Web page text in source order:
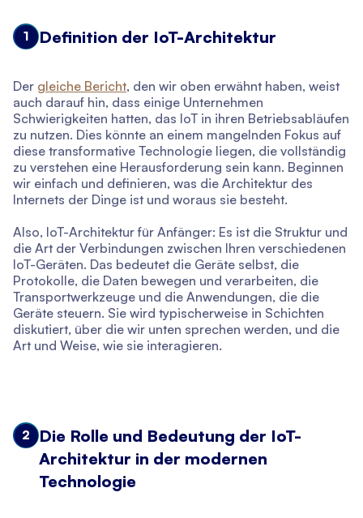
1 Definition der IoT-Architektur
Der gleiche Bericht, den wir oben erwähnt haben, weist
auch darauf hin, dass einige Unternehmen
Schwierigkeiten hatten, das IoT in ihren Betriebsabläufen
zu nutzen. Dies könnte an einem mangelnden Fokus auf
diese transformative Technologie liegen, die vollständig
zu verstehen eine Herausforderung sein kann. Beginnen
wir einfach und definieren, was die Architektur des
Internets der Dinge ist und woraus sie besteht.
Also, IoT-Architektur für Anfänger: Es ist die Struktur und
die Art der Verbindungen zwischen Ihren verschiedenen
IoT-Geräten. Das bedeutet die Geräte selbst, die
Protokolle, die Daten bewegen und verarbeiten, die
Transportwerkzeuge und die Anwendungen, die die
Geräte steuern. Sie wird typischerweise in Schichten
diskutiert, über die wir unten sprechen werden, und die
Art und Weise, wie sie interagieren.
2
Die Rolle und Bedeutung der IoT-
Architektur in der modernen
Technologie